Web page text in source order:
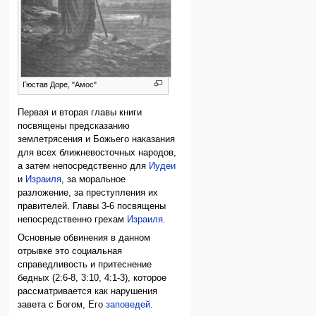
Гюстав Доре, "Амос"
Первая и вторая главы книги
посвящены предсказанию
землетрясения и Божьего наказания
для всех ближневосточных народов,
а затем непосредственно для Иудеи
и Израиля, за моральное
разложение, за преступления их
правителей. Главы 3-6 посвящены
непосредственно грехам Израиля.
Основные обвинения в данном
отрывке это социальная
справедливость и притеснение
бедных (2:6-8, 3:10, 4:1-3), которое
рассматривается как нарушения
завета с Богом, Егозаповедей